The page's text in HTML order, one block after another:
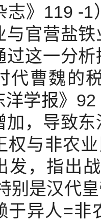
志》119 -
与官营盐
过这一分
曹魏的
洋学报》
加，导致
权与非农
发，指出
别是汉代
于异人=非